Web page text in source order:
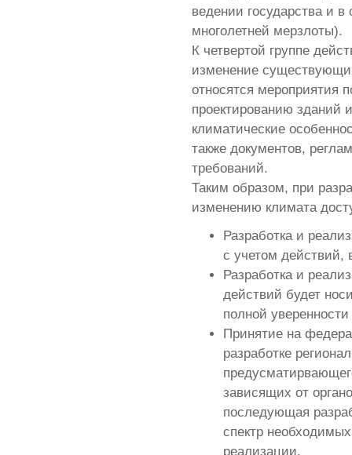
ведении государства и
многолетней мерзлоты).
К четвертой группе
изменение
относятся мероприятия
проектированию
климатические
также документов,
требований.
Таким образом, при
изменению климата
Разработка и
с учетом действий,
Разработка и
действий будет
полной
Принятие на
разработке
зависящих от
последующая
спектр
реализации.